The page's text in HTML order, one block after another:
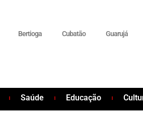
Bertioga Cubatão Guarujá
Saúde Educação